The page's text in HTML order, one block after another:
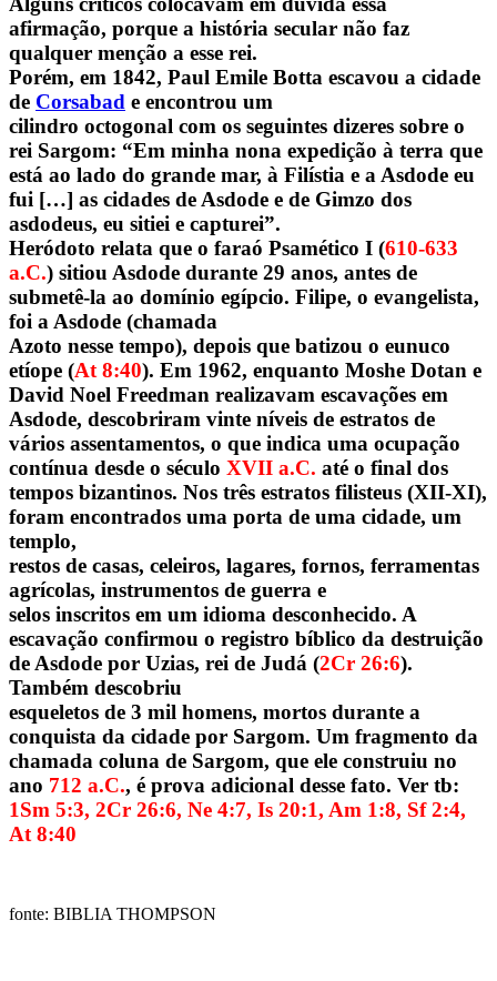
afirmação, porque a história secular não faz
qualquer menção a esse rei.
Porém, em 1842, Paul Emile Botta escavou a cidade
de Corsabad e encontrou um
cilindro octogonal com os seguintes dizeres sobre o
rei Sargom: “Em minha nona expedição à terra que
está ao lado do grande mar, à Filístia e a Asdode eu
fui […] as cidades de Asdode e de Gimzo dos
asdodeus, eu sitiei e capturei”.
Heródoto relata que o faraó Psamético I (610-633
a.C.) sitiou Asdode durante 29 anos, antes de
submetê-la ao domínio egípcio. Filipe, o evangelista,
foi a Asdode (chamada
Azoto nesse tempo), depois que batizou o eunuco
etíope (At 8:40). Em 1962, enquanto Moshe Dotan e
David Noel Freedman realizavam escavações em
Asdode, descobriram vinte níveis de estratos de
vários assentamentos, o que indica uma ocupação
contínua desde o século XVII a.C. até o final dos
tempos bizantinos. Nos três estratos filisteus (XII-XI),
foram encontrados uma porta de uma cidade, um
templo,
restos de casas, celeiros, lagares, fornos, ferramentas
agrícolas, instrumentos de guerra e
selos inscritos em um idioma desconhecido. A
escavação confirmou o registro bíblico da destruição
de Asdode por Uzias, rei de Judá (2Cr 26:6).
Também descobriu
esqueletos de 3 mil homens, mortos durante a
conquista da cidade por Sargom. Um fragmento da
chamada coluna de Sargom, que ele construiu no
ano 712 a.C., é prova adicional desse fato. Ver tb:
1Sm 5:3, 2Cr 26:6, Ne 4:7, Is 20:1, Am 1:8, Sf 2:4,
At 8:40
fonte: BIBLIA THOMPSON